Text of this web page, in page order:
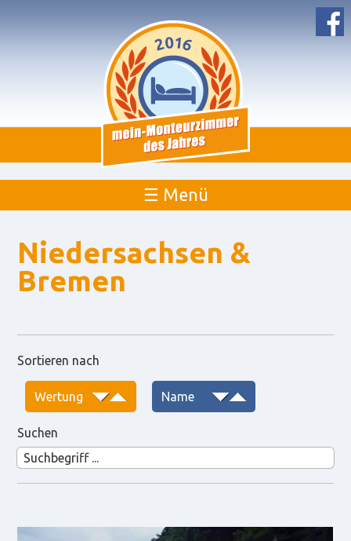
☰ Menü
Niedersachsen &
Bremen
Sortieren nach
Suchen